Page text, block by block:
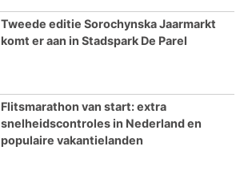
Tweede editie Sorochynska Jaarmarkt
komt er aan in Stadspark De Parel
Flitsmarathon van start: extra
snelheidscontroles in Nederland en
populaire vakantielanden